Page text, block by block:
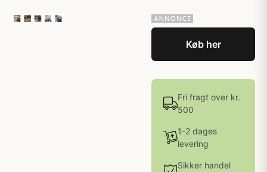
Køb her
Fri fragt over kr.
500
1-2 dages
levering
Sikker handel